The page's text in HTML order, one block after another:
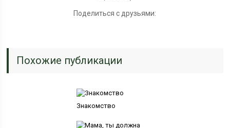
Поделиться с друзьями:
Похожие публикации
Знакомство